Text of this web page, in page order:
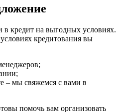
кредит на выгодных условиях.
кредитования вы
– мы свяжемся с вами в
помочь вам организовать